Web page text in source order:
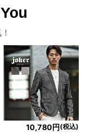
10,780円 (税込)